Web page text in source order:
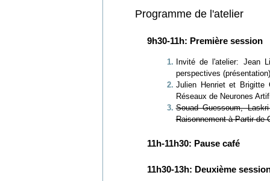
Programme de l'atelier
9h30-11h: Première session
Invité de l'atelier: Jean
perspectives (présentation)
Julien Henriet et Brigitte
Réseaux de Neurones
Souad Guessoum,
Raisonnement à Partir de
11h-11h30: Pause café
11h30-13h: Deuxième